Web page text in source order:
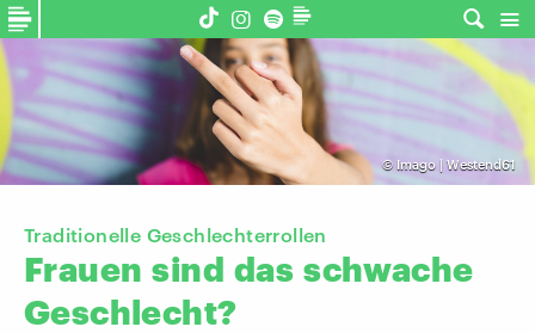
© Imago | Westend61
Traditionelle Geschlechterrollen
Frauen sind das schwache
Geschlecht?